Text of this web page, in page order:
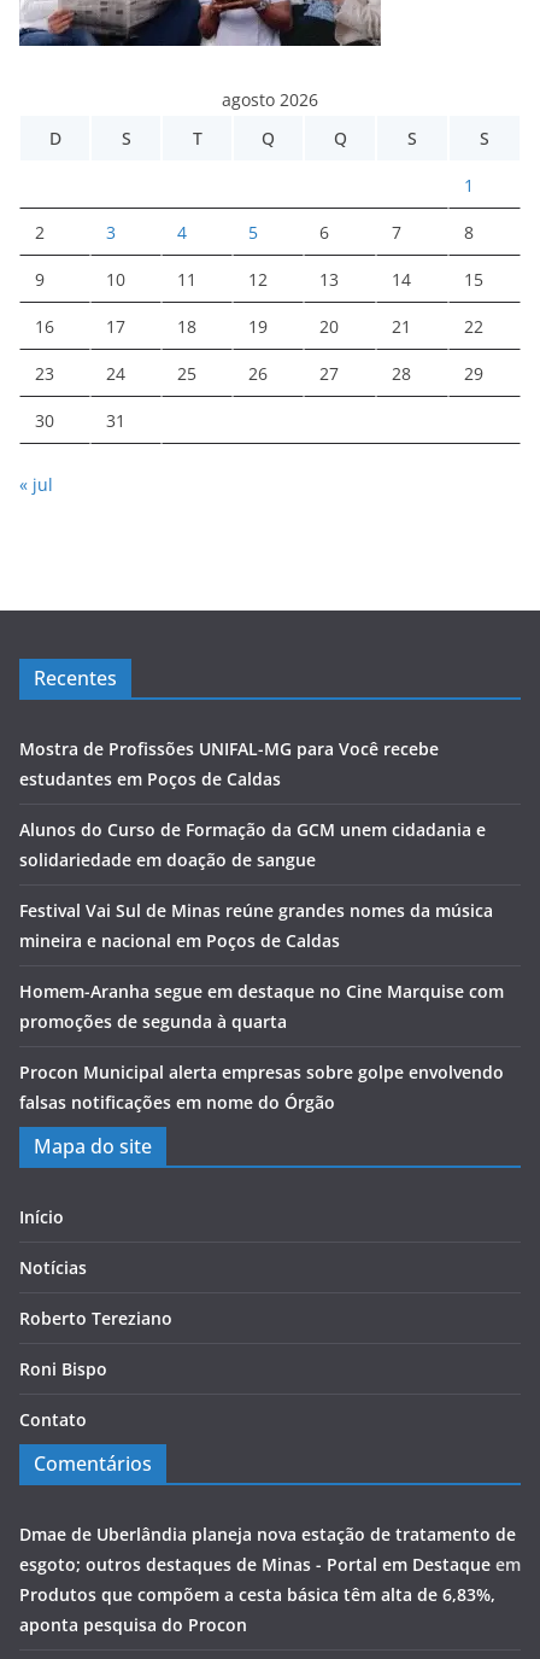
agosto 2026
D
S T Q Q S S
1
2 3 4 5 6 7 8
9 10 11 12 13 14 15
16 17 18 19 20 21 22
23 24 25 26 27 28 29
30 31
« jul
Recentes
Mostra de Profissões UNIFAL-MG para Você recebe
estudantes em Poços de Caldas
Alunos do Curso de Formação da GCM unem cidadania e
solidariedade em doação de sangue
Festival Vai Sul de Minas reúne grandes nomes da música
mineira e nacional em Poços de Caldas
Homem-Aranha segue em destaque no Cine Marquise com
promoções de segunda à quarta
Procon Municipal alerta empresas sobre golpe envolvendo
falsas notificações em nome do Órgão
Mapa do site
Início
Notícias
Roberto Tereziano
Roni Bispo
Contato
Comentários
Dmae de Uberlândia planeja nova estação de tratamento de
esgoto; outros destaques de Minas - Portal em Destaque em
Produtos que compõem a cesta básica têm alta de 6,83%,
aponta pesquisa do Procon